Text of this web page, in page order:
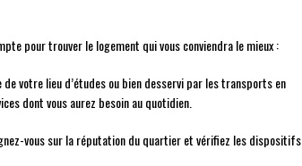
pour trouver le logement qui vous conviendra le mieux :
votre lieu d’études ou bien desservi par les transports en
dont vous aurez besoin au quotidien.
vous sur la réputation du quartier et vérifiez les dispositifs